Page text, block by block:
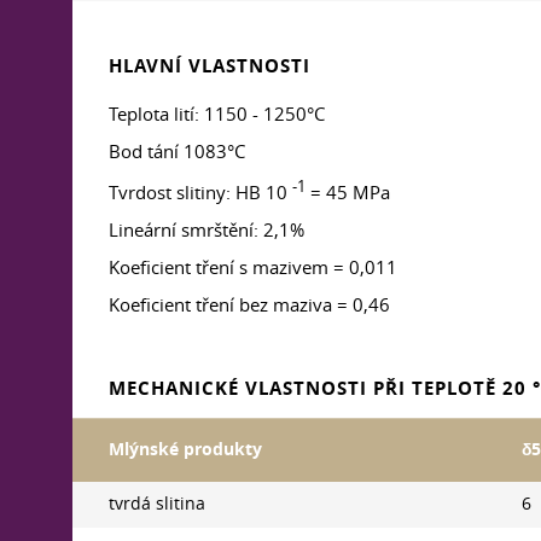
HLAVNÍ VLASTNOSTI
Teplota lití: 1150 - 1250°C
Bod tání 1083°C
Tvrdost slitiny: HB 10 -1 = 45 MPа
Lineární smrštění: 2,1%
Koeficient tření s mazivem = 0,011
Koeficient tření bez maziva = 0,46
MECHANICKÉ VLASTNOSTI PŘI TEPLOTĚ 20
Mlýnské produkty
tvrdá slitina 6